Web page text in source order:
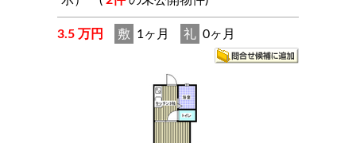
3.5 万円 敷 1ヶ月 礼 0ヶ月